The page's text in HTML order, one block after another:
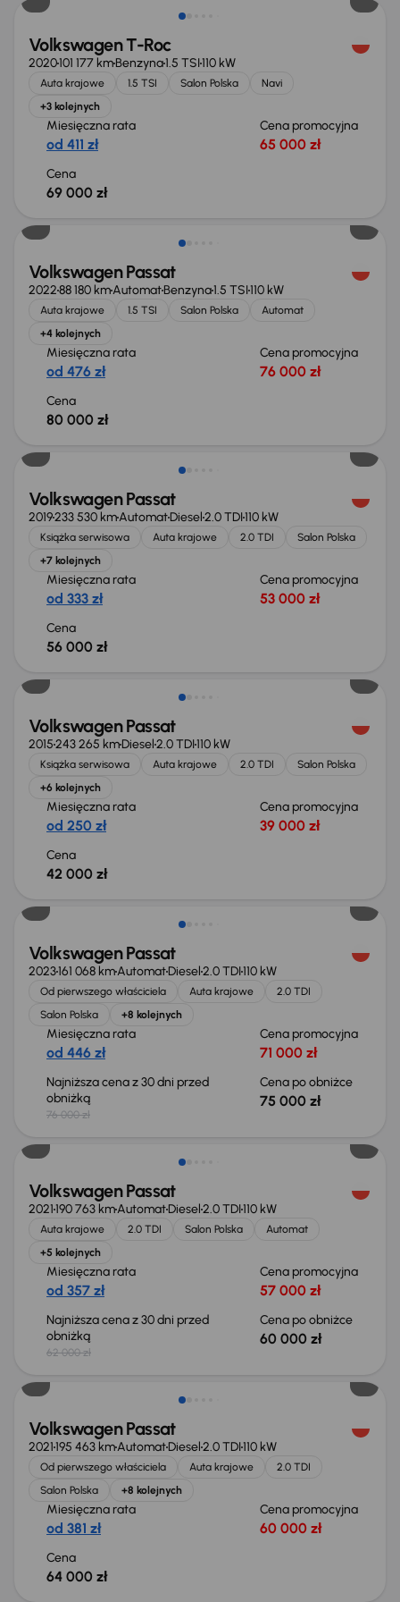
Volkswagen T-Roc
2020101 177 kmBenzyna1.5 TSI110 kW
Auta krajowe 1.5 TSI Salon Polska
Navi
+3 kolejnych
Miesięczna rata
od 411 zł
Cena promocyjna
65 000 zł
Cena
69 000 zł
Możliwość odliczenia VAT
Volkswagen Passat
202288 180 kmAutomatBenzyna1.5 TSI110 kW
Auta krajowe 1.5 TSI Salon Polska
Automat
+4 kolejnych
Miesięczna rata
od 476 zł
Cena promocyjna
76 000 zł
Cena
80 000 zł
Volkswagen Passat
2019233 530 kmAutomatDiesel2.0 TDI110 kW
Książka serwisowa Auta krajowe 2.0 TDI
Salon Polska
+7 kolejnych
Miesięczna rata
od 333 zł
Cena promocyjna
53 000 zł
Cena
56 000 zł
Świeżo skupione
Volkswagen Passat
2015243 265 kmDiesel2.0 TDI110 kW
Książka serwisowa Auta krajowe 2.0 TDI
Salon Polska
+6 kolejnych
Miesięczna rata
od 250 zł
Cena promocyjna
39 000 zł
Cena
42 000 zł
Volkswagen Passat
2023161 068 kmAutomatDiesel2.0 TDI110 kW
Od pierwszego właściciela Auta krajowe
2.0 TDI
Salon Polska
+8 kolejnych
Miesięczna rata
od 446 zł
Cena promocyjna
71 000 zł
Najniższa cena z 30 dni przed
obniżką
76 000 zł
Cena po obniżce
75 000 zł
Taniej o 2 000 zł
Volkswagen Passat
2021190 763 kmAutomatDiesel2.0 TDI110 kW
Auta krajowe 2.0 TDI Salon Polska
Automat
+5 kolejnych
Miesięczna rata
od 357 zł
Cena promocyjna
57 000 zł
Najniższa cena z 30 dni przed
obniżką
62 000 zł
Cena po obniżce
60 000 zł
Możliwość odliczenia VAT
Volkswagen Passat
2021195 463 kmAutomatDiesel2.0 TDI110 kW
Od pierwszego właściciela Auta krajowe
2.0 TDI
Salon Polska
+8 kolejnych
Miesięczna rata
od 381 zł
Cena promocyjna
60 000 zł
Cena
64 000 zł
Świeżo skupione